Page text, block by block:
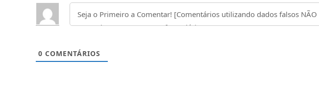
0 COMENTÁRIOS